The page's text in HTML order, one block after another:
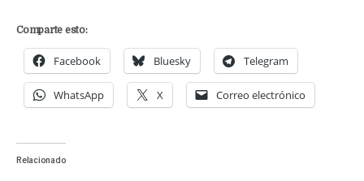
Comparte esto:
Facebook Bluesky Telegram
WhatsApp X Correo electrónico
Relacionado